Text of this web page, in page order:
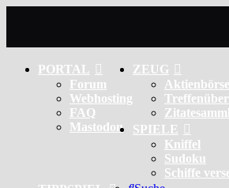
PORTAL
Forum
Webhosting
FAQ
Mastodon
ZEUG
Aktienbörse
SPIELE
Kniffel
Sudoku
Schiffe